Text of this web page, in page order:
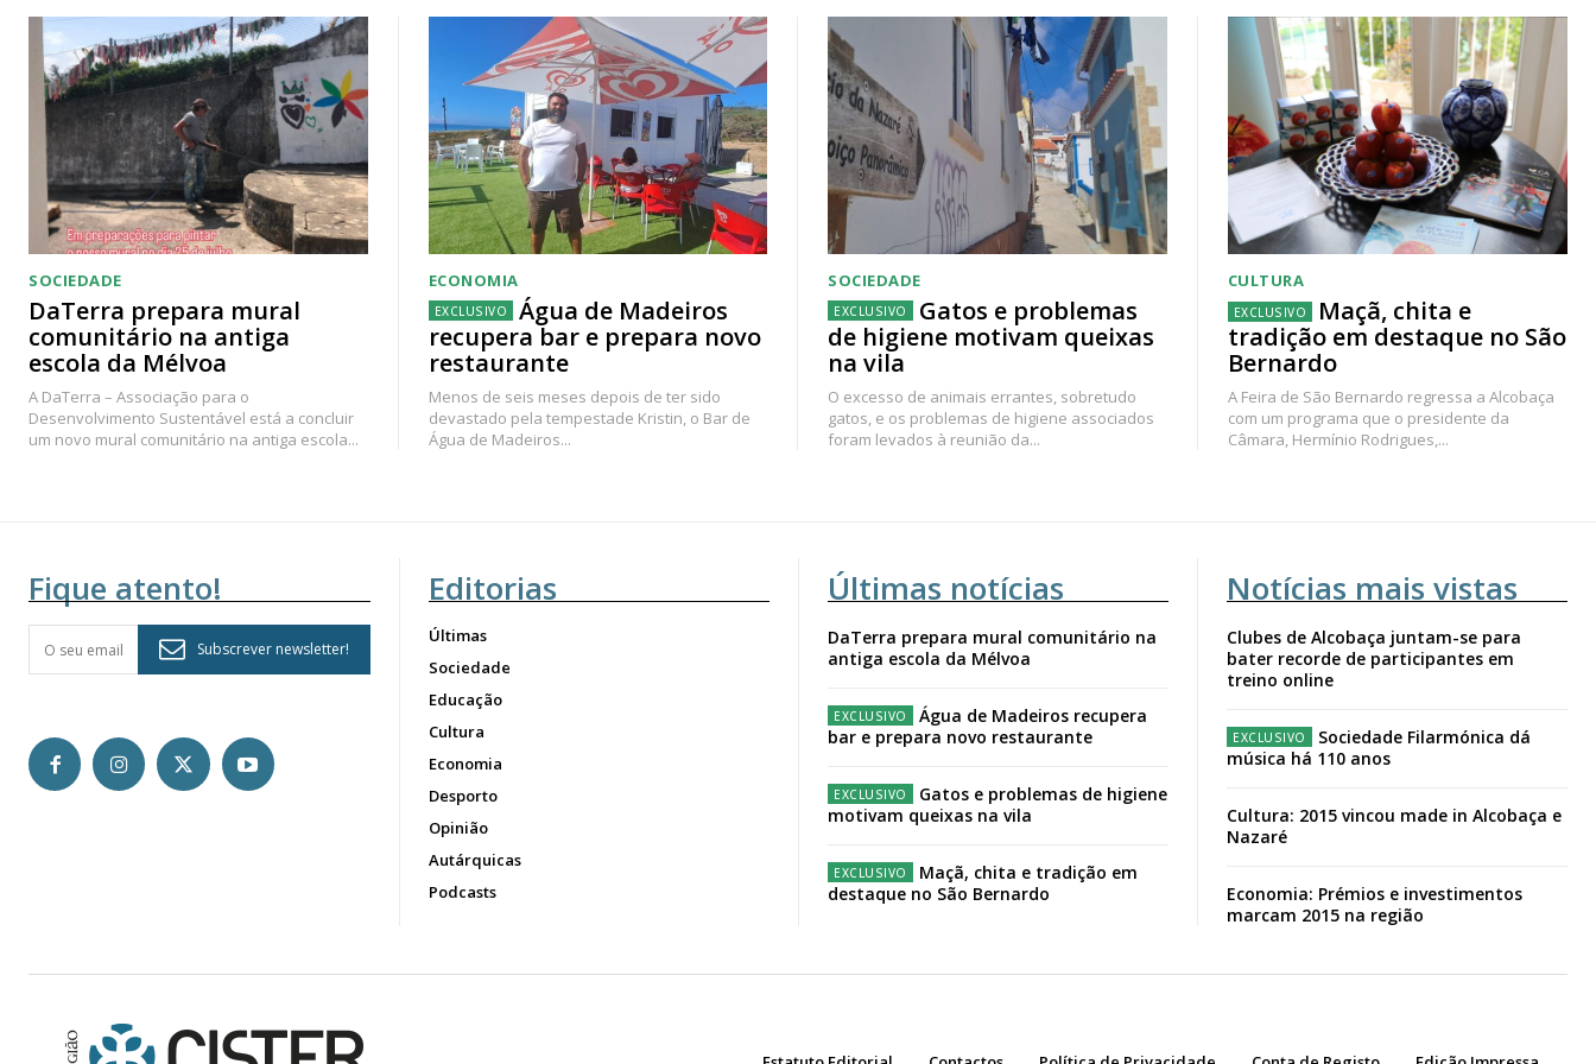
SOCIEDADE
DaTerra prepara mural
comunitário na antiga
escola da Mélvoa
A DaTerra – Associação para o
Desenvolvimento Sustentável está a concluir
um novo mural comunitário na antiga escola...
ECONOMIA
Água de Madeiros
recupera bar e prepara novo
restaurante
Menos de seis meses depois de ter sido
devastado pela tempestade Kristin, o Bar de
Água de Madeiros...
SOCIEDADE
Gatos e problemas
de higiene motivam queixas
na vila
O excesso de animais errantes, sobretudo
gatos, e os problemas de higiene associados
foram levados à reunião da...
CULTURA
Maçã, chita e
tradição em destaque no São
Bernardo
A Feira de São Bernardo regressa a Alcobaça
com um programa que o presidente da
Câmara, Hermínio Rodrigues,...
Fique atento!
Subscrever newsletter!
Editorias
Últimas
Sociedade
Educação
Cultura
Economia
Desporto
Opinião
Autárquicas
Podcasts
Últimas notícias
DaTerra prepara mural comunitário na
antiga escola da Mélvoa
Água de Madeiros recupera
bar e prepara novo restaurante
Gatos e problemas de higiene
motivam queixas na vila
Maçã, chita e tradição em
destaque no São Bernardo
Notícias mais vistas
Clubes de Alcobaça juntam-se para
bater recorde de participantes em
treino online
Sociedade Filarmónica dá
música há 110 anos
Cultura: 2015 vincou made in Alcobaça e
Nazaré
Economia: Prémios e investimentos
marcam 2015 na região